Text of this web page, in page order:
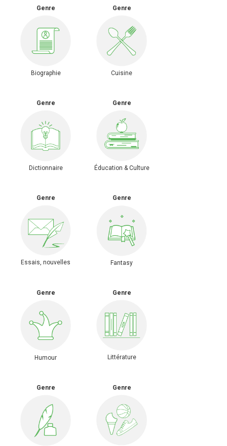
Genre
Biographie
Genre
Cuisine
Genre
Dictionnaire
Genre
Éducation & Culture
Genre
Essais, nouvelles
Genre
Fantasy
Genre
Humour
Genre
Littérature
Genre Genre